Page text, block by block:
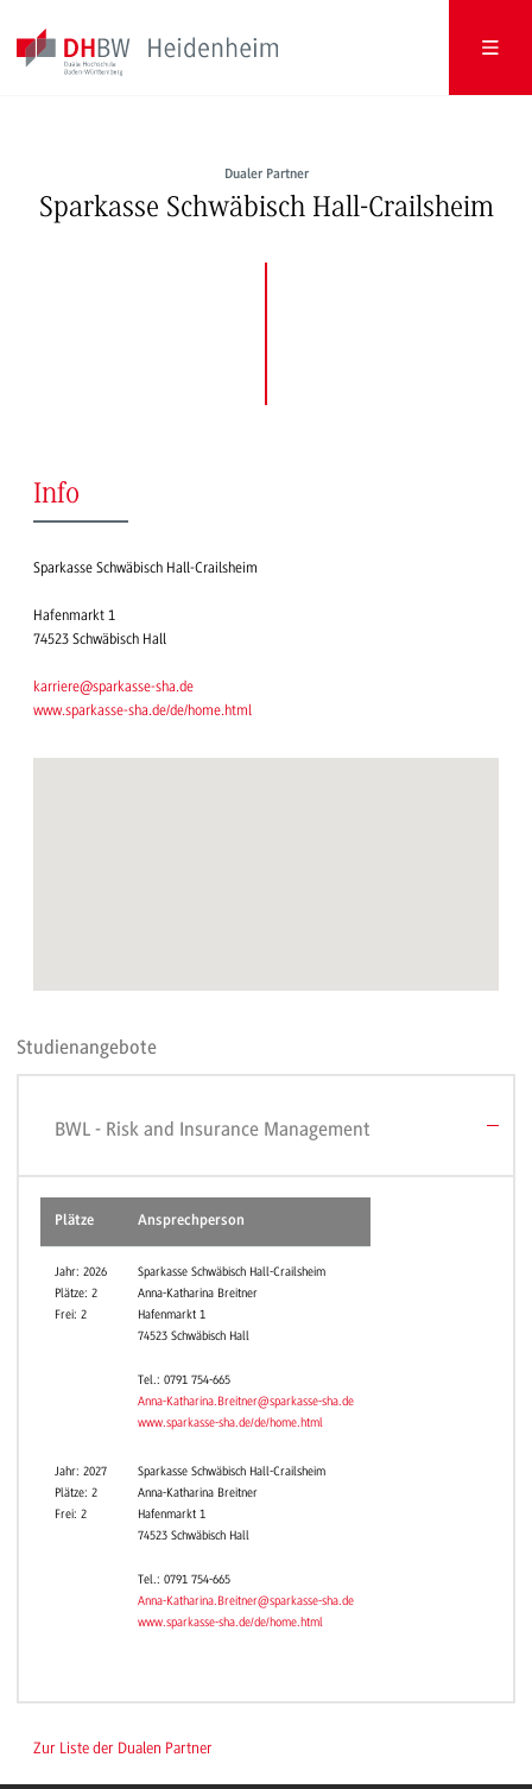
Dualer Partner
Sparkasse Schwäbisch Hall-Crailsheim
Info
Sparkasse Schwäbisch Hall-Crailsheim
Hafenmarkt 1
74523 Schwäbisch Hall
karriere@sparkasse-sha.de
www.sparkasse-sha.de/de/home.html
Studienangebote
BWL - Risk and Insurance Management
Plätze Ansprechperson
Jahr: 2026
Plätze: 2
Frei: 2
Sparkasse Schwäbisch Hall-Crailsheim
Anna-Katharina Breitner
Hafenmarkt 1
74523 Schwäbisch Hall
Tel.: 0791 754-665
Anna-Katharina.Breitner@sparkasse-sha.de
www.sparkasse-sha.de/de/home.html
Jahr: 2027
Plätze: 2
Frei: 2
Sparkasse Schwäbisch Hall-Crailsheim
Anna-Katharina Breitner
Hafenmarkt 1
74523 Schwäbisch Hall
Tel.: 0791 754-665
Anna-Katharina.Breitner@sparkasse-sha.de
www.sparkasse-sha.de/de/home.html
Zur Liste der Dualen Partner